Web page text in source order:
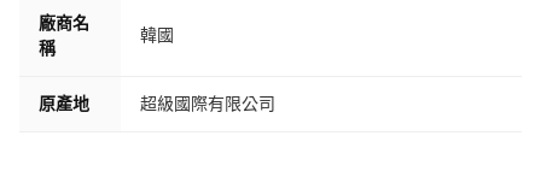
廠商名
稱
韓國
原產地 超級國際有限公司